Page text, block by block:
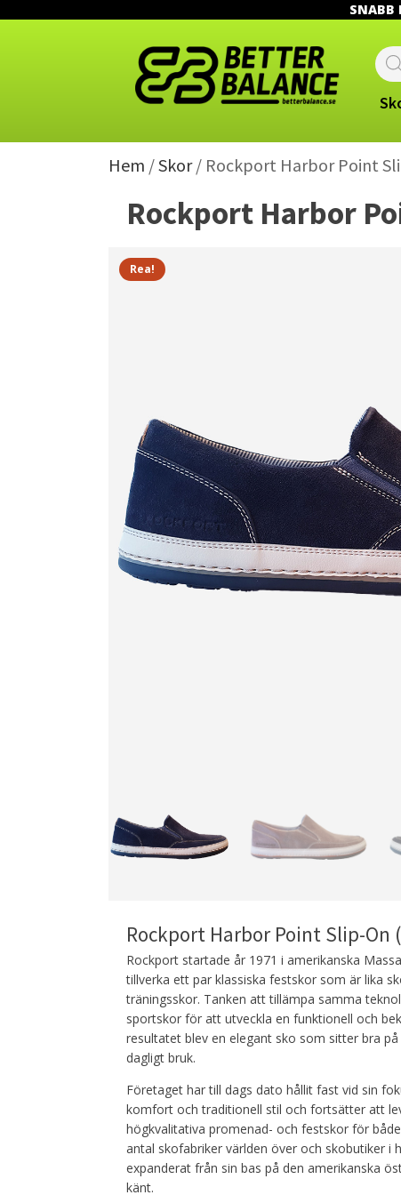
SNABB
Hem /Skor/ Rockport Harbor Point
Rockport Harbor
Rea!
Rockport Harbor Point Slip-On
Rockport startade år 1971 i amerikanska
tillverka ett par klassiska festskor som är lika
träningsskor. Tanken att tillämpa samma
sportskor för att utveckla en funktionell och
resultatet blev en elegant sko som sitter bra
dagligt bruk.
Företaget har till dags dato hållit fast vid sin
komfort och traditionell stil och fortsätter att
högkvalitativa promenad- och festskor för
antal skofabriker världen över och skobutiker i
expanderat från sin bas på den amerikanska
känt.